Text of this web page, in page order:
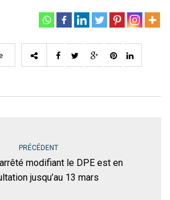
PRÉCÉDENT
modifiant le DPE est en
jusqu’au 13 mars